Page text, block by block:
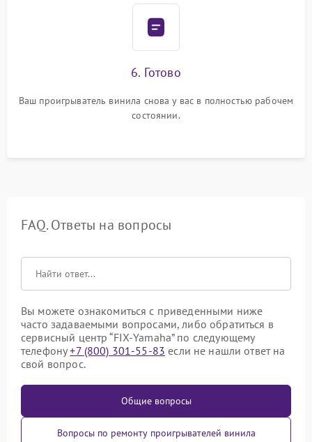
6. Готово
Ваш проигрыватель винила снова у вас в полностью рабочем
состоянии.
FAQ. Ответы на вопросы
Вы можете ознакомиться с приведенными ниже
часто задаваемыми вопросами, либо обратиться в
сервисный центр “FIX-Yamaha” по следующему
телефону+7 (800) 301-55-83 если не нашли ответ на
свой вопрос.
Общие вопросы
Вопросы по ремонту проигрывателей винила